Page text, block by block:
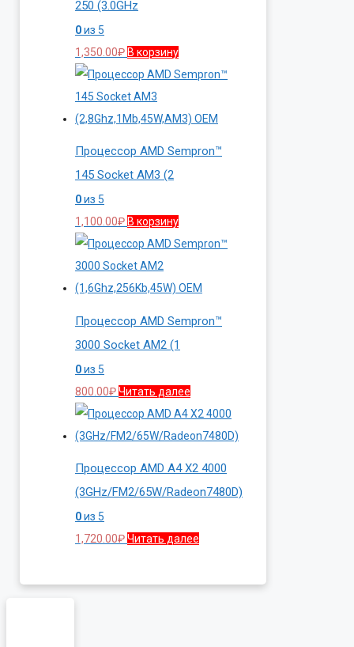
250 (3.0GHz
0из 5
1,350.00₽ В корзину
Процессор AMD Sempron™
145 Socket AM3 (2
0из 5
1,100.00₽ В корзину
Процессор AMD Sempron™
3000 Socket AM2 (1
0из 5
800.00₽Читать далее
Процессор AMD A4 X2 4000
(3GHz/FM2/65W/Radeon7480D)
0из 5
1,720.00₽Читать далее